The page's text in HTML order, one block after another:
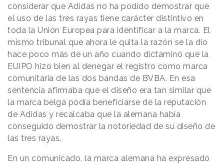
considerar que Adidas no ha podido demostrar que
el uso de las tres rayas tiene carácter distintivo en
toda la Unión Europea para identificar a la marca. El
mismo tribunal que ahora le quita la razón se la dio
hace poco más de un año cuando dictaminó que la
EUIPO hizo bien al denegar el registro como marca
comunitaria de las dos bandas de BVBA. En esa
sentencia afirmaba que el diseño era tan similar que
la marca belga podía beneficiarse de la reputación
de Adidas y recalcaba que la alemana había
conseguido demostrar la notoriedad de su diseño de
las tres rayas.
En un comunicado, la marca alemana ha expresado